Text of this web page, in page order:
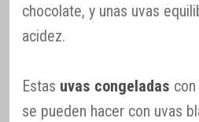
chocolate, y unas uvas
acidez.
Estas uvas congeladas
se pueden hacer con uvas